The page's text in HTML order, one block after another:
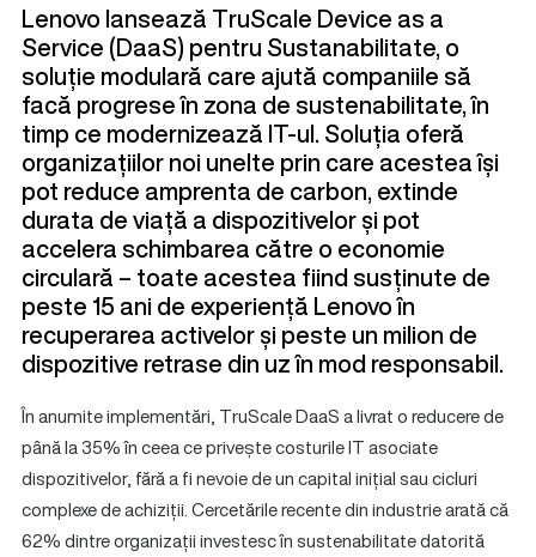
Lenovo lansează TruScale Device as a
Service (DaaS) pentru Sustanabilitate, o
soluție modulară care ajută companiile să
facă progrese în zona de sustenabilitate, în
timp ce modernizează IT-ul. Soluția oferă
organizațiilor noi unelte prin care acestea își
pot reduce amprenta de carbon, extinde
durata de viață a dispozitivelor și pot
accelera schimbarea către o economie
circulară – toate acestea fiind susținute de
peste 15 ani de experiență Lenovo în
recuperarea activelor și peste un milion de
dispozitive retrase din uz în mod responsabil.
În anumite implementări, TruScale DaaS a livrat o reducere de
până la 35% în ceea ce privește costurile IT asociate
dispozitivelor, fără a fi nevoie de un capital inițial sau cicluri
complexe de achiziții. Cercetările recente din industrie arată că
62% dintre organizații investesc în sustenabilitate datorită